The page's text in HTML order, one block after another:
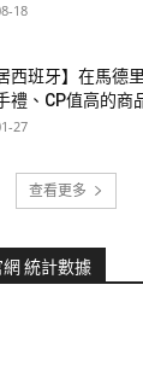
18
西班牙】在馬德
禮、CP值高的商
27
查看更多
統計數據